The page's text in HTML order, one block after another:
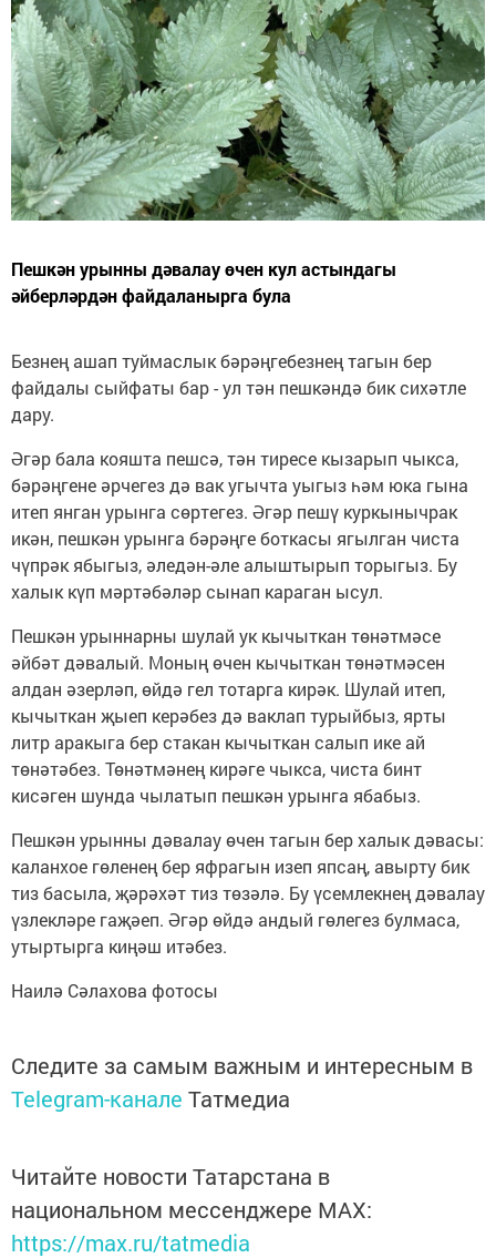
Пешкән урынны дәвалау өчен кул астындагы
әйберләрдән файдаланырга була
Безнең ашап туймаслык бәрәңгебезнең тагын бер
файдалы сыйфаты бар - ул тән пешкәндә бик сихәтле
дару.
Әгәр бала кояшта пешсә, тән тиресе кызарып чыкса,
бәрәңгене әрчегез дә вак угычта уыгыз һәм юка гына
итеп янган урынга сөртегез. Әгәр пешү куркынычрак
икән, пешкән урынга бәрәңге боткасы ягылган чиста
чүпрәк ябыгыз, әледән-әле алыштырып торыгыз. Бу
халык күп мәртәбәләр сынап караган ысул.
Пешкән урыннарны шулай ук кычыткан төнәтмәсе
әйбәт дәвалый. Моның өчен кычыткан төнәтмәсен
алдан әзерләп, өйдә гел тотарга кирәк. Шулай итеп,
кычыткан җыеп керәбез дә ваклап турыйбыз, ярты
литр аракыга бер стакан кычыткан салып ике ай
төнәтәбез. Төнәтмәнең кирәге чыкса, чиста бинт
кисәген шунда чылатып пешкән урынга ябабыз.
Пешкән урынны дәвалау өчен тагын бер халык дәвасы:
каланхое гөленең бер яфрагын изеп япсаң, авырту бик
тиз басыла, җәрәхәт тиз төзәлә. Бу үсемлекнең дәвалау
үзлекләре гаҗәеп. Әгәр өйдә андый гөлегез булмаса,
утыртырга киңәш итәбез.
Наилә Сәлахова фотосы
Следите за самым важным и интересным в
Telegram-канале Татмедиа
Читайте новости Татарстана в
национальном мессенджере MАХ:
https://max.ru/tatmedia